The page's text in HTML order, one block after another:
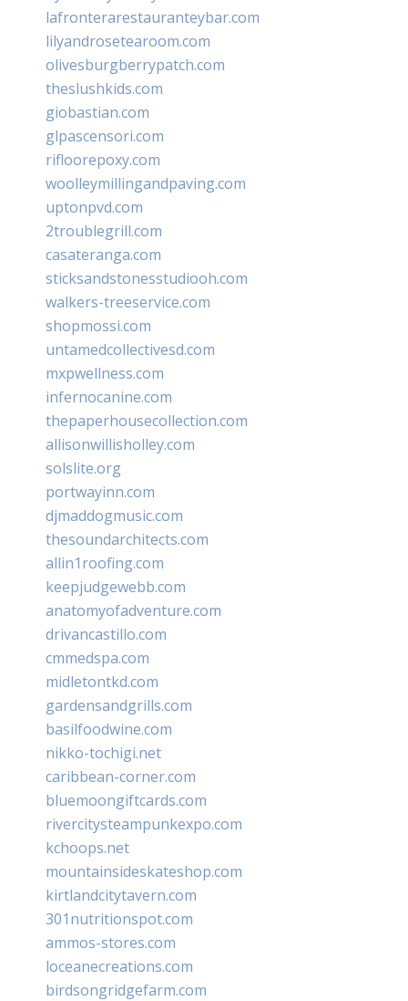
lafronterarestauranteybar.com
lilyandrosetearoom.com
olivesburgberrypatch.com
theslushkids.com
giobastian.com
glpascensori.com
rifloorepoxy.com
woolleymillingandpaving.com
uptonpvd.com
2troublegrill.com
casateranga.com
sticksandstonesstudiooh.com
walkers-treeservice.com
shopmossi.com
untamedcollectivesd.com
mxpwellness.com
infernocanine.com
thepaperhousecollection.com
allisonwillisholley.com
solslite.org
portwayinn.com
djmaddogmusic.com
thesoundarchitects.com
allin1roofing.com
keepjudgewebb.com
anatomyofadventure.com
drivancastillo.com
cmmedspa.com
midletontkd.com
gardensandgrills.com
basilfoodwine.com
nikko-tochigi.net
caribbean-corner.com
bluemoongiftcards.com
rivercitysteampunkexpo.com
kchoops.net
mountainsideskateshop.com
kirtlandcitytavern.com
301nutritionspot.com
ammos-stores.com
loceanecreations.com
birdsongridgefarm.com